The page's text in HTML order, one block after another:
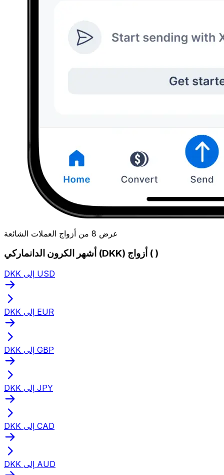
عرض 8 من أزواج العملات الشائعة
أشهر الكرون الدانماركي (DKK) أزواج ( )
DKK إلى USD
DKK إلى EUR
DKK إلى GBP
DKK إلى JPY
DKK إلى CAD
DKK إلى AUD